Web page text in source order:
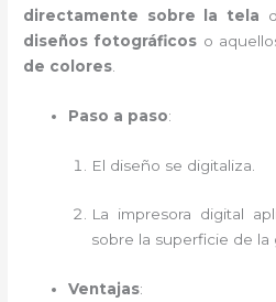
directamente sobre la tela
diseños fotográficos o
de colores
Paso a paso:
El diseño se digitaliza.
La impresora digital
sobre la superficie de la
Ventajas: